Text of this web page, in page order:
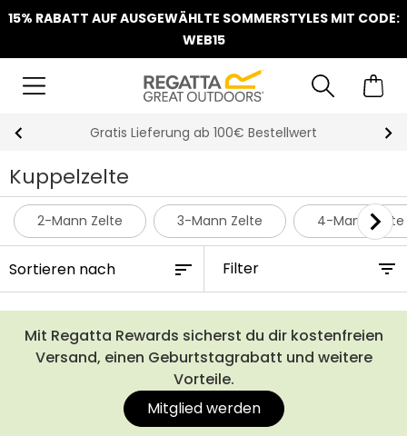
15% RABATT AUF AUSGEWÄHLTE SOMMERSTYLES MIT CODE:
WEB15
Gratis Lieferung ab 100€ Bestellwert
Kuppelzelte
2-Mann Zelte 3-Mann Zelte 4-Mann Zelte
Filter
Mit Regatta Rewards sicherst du dir kostenfreien
Versand, einen Geburtstagrabatt und weitere
Vorteile.
Mitglied werden